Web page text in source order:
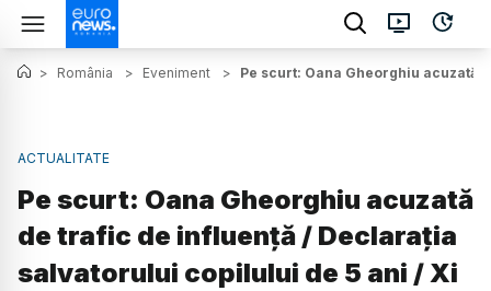
> România > Eveniment > Pe scurt: Oana Gheorghiu acuzată
ACTUALITATE
Pe scurt: Oana Gheorghiu acuzată
de trafic de influență / Declarația
salvatorului copilului de 5 ani / Xi